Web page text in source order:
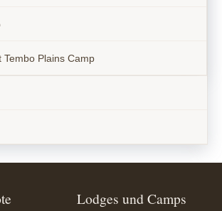
Tembo Plains Camp
Lodges und Camps